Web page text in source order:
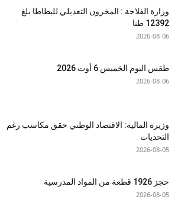
وزارة الفلاحة : المخزون التعديلي للبطاطا بلغ
12392 طنا
2026-08-06
طقس اليوم الخميس 6 أوت 2026
2026-08-06
وزيرة المالية: الاقتصاد الوطني حقق مكاسب رغم
التحديات
2026-08-05
حجز 1926 قطعة من المواد المدرسية
2026-08-05